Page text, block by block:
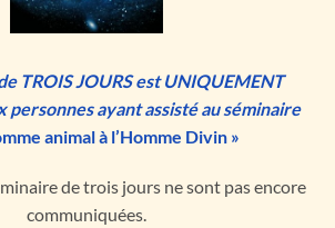
TROIS JOURS est UNIQUEMENT
personnes ayant assisté au séminaire
animal à l’Homme Divin »
de trois jours ne sont pas encore
communiquées.